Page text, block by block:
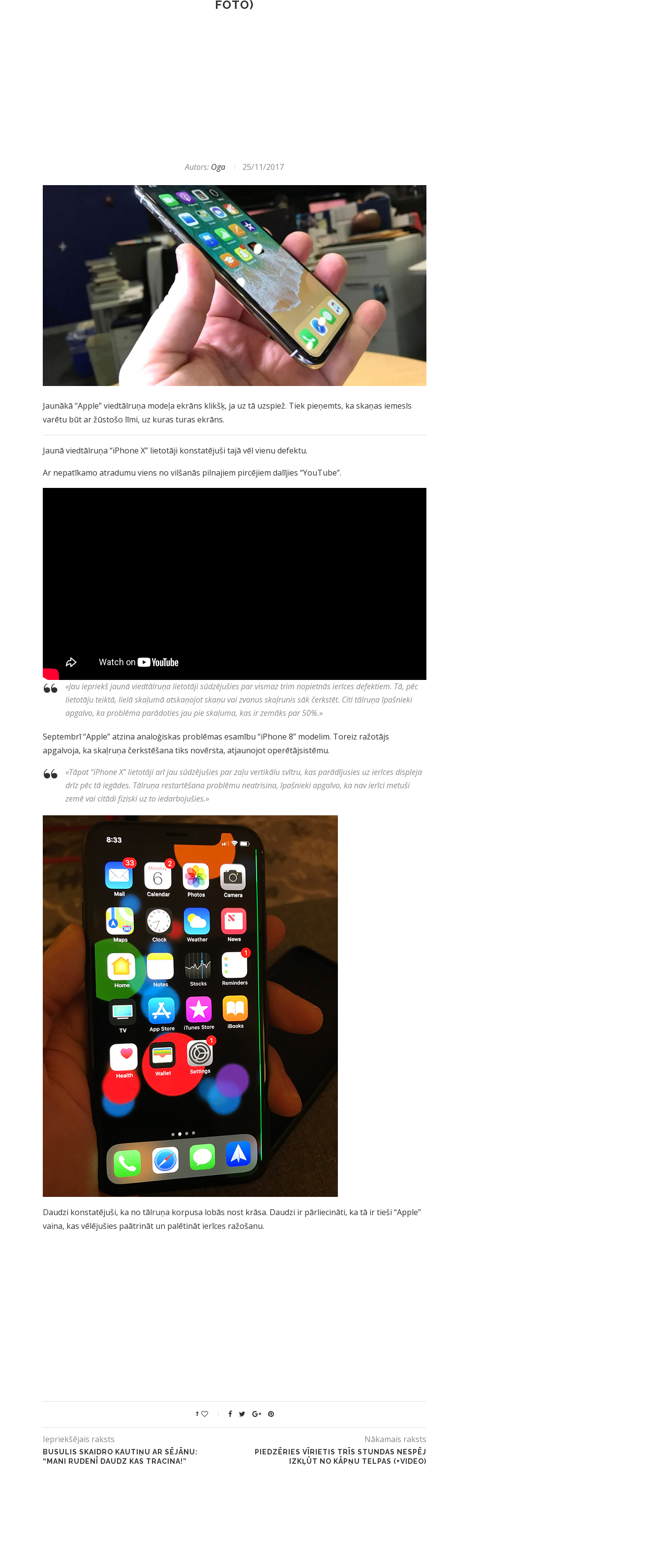
FOTO)
Autors: Oga 25/11/2017
Jaunākā “Apple” viedtālruņa modeļa ekrāns klikšķ, ja uz tā uzspiež. Tiek pieņemts, ka skaņas iemesls
varētu būt ar žūstošo līmi, uz kuras turas ekrāns.
Jaunā viedtālruņa “iPhone X” lietotāji konstatējuši tajā vēl vienu defektu.
Ar nepatīkamo atradumu viens no vilšanās pilnajiem pircējiem dalījies “YouTube”.
«Jau iepriekš jaunā viedtālruņa lietotāji sūdzējušies par vismaz trim nopietnās ierīces defektiem. Tā, pēc
lietotāju teiktā, lielā skaļumā atskaņojot skaņu vai zvanus skaļrunis sāk čerkstēt. Citi tālruņa īpašnieki
apgalvo, ka problēma parādoties jau pie skaļuma, kas ir zemāks par 50%.»
Septembrī “Apple” atzina analoģiskas problēmas esamību “iPhone 8” modelim. Toreiz ražotājs
apgalvoja, ka skaļruņa čerkstēšana tiks novērsta, atjaunojot operētājsistēmu.
«Tāpat “iPhone X” lietotāji arī jau sūdzējušies par zaļu vertikālu svītru, kas parādījusies uz ierīces displeja
drīz pēc tā iegādes. Tālruņa restartēšana problēmu neatrisina, īpašnieki apgalvo, ka nav ierīci metuši
zemē vai citādi fiziski uz to iedarbojušies.»
Daudzi konstatējuši, ka no tālruņa korpusa lobās nost krāsa. Daudzi ir pārliecināti, ka tā ir tieši “Apple”
vaina, kas vēlējušies paātrināt un palētināt ierīces ražošanu.
1
Iepriekšējais raksts
BUSULIS SKAIDRO KAUTIŅU AR SĒJĀNU:
“MANI RUDENĪ DAUDZ KAS TRACINA!”
Nākamais raksts
PIEDZĒRIES VĪRIETIS TRĪS STUNDAS NESPĒJ
IZKĻŪT NO KĀPŅU TELPAS (+VIDEO)